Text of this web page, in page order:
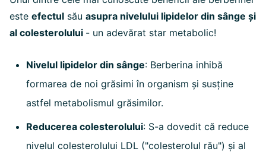
este efectul său asupra nivelului lipidelor din sânge și
al colesterolului - un adevărat star metabolic!
Nivelul lipidelor din sânge: Berberina inhibă
formarea de noi grăsimi în organism și susține
astfel metabolismul grăsimilor.
Reducerea colesterolului: S-a dovedit că reduce
nivelul colesterolului LDL ("colesterolul rău") și al